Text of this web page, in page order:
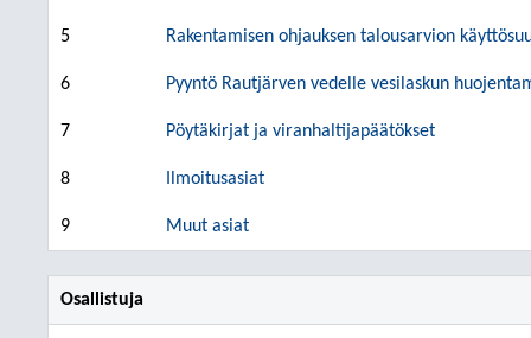
5 Rakentamisen ohjauksen talousarvion
6 Pyyntö Rautjärven vedelle vesilaskun
7 Pöytäkirjat ja viranhaltijapäätökset
8 Ilmoitusasiat
9 Muut asiat
Osallistuja